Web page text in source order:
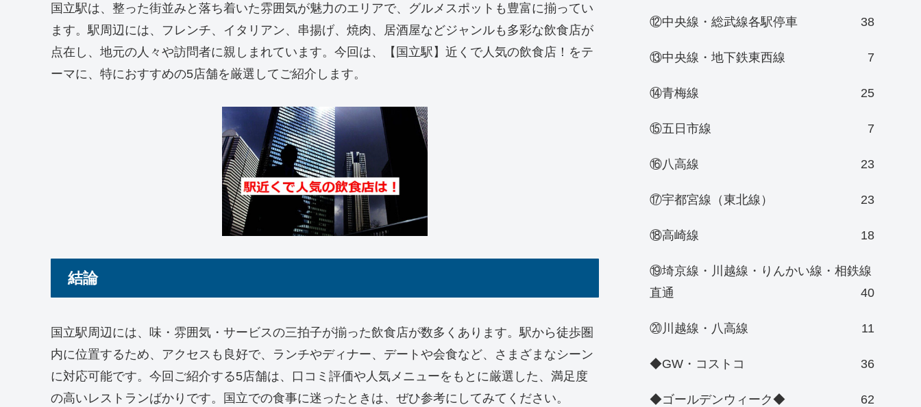
国立駅は、整った街並みと落ち着いた雰囲気が魅力のエリアで、グルメスポットも豊富に揃ってい
ます。駅周辺には、フレンチ、イタリアン、串揚げ、焼肉、居酒屋などジャンルも多彩な飲食店が
点在し、地元の人々や訪問者に親しまれています。今回は、【国立駅】近くで人気の飲食店！をテ
ーマに、特におすすめの5店舗を厳選してご紹介します。
結論
国立駅周辺には、味・雰囲気・サービスの三拍子が揃った飲食店が数多くあります。駅から徒歩圏
内に位置するため、アクセスも良好で、ランチやディナー、デートや会食など、さまざまなシーン
に対応可能です。今回ご紹介する5店舗は、口コミ評価や人気メニューをもとに厳選した、満足度
の高いレストランばかりです。国立での食事に迷ったときは、ぜひ参考にしてみてください。
⑫中央線・総武線各駅停車 38
⑬中央線・地下鉄東西線 7
⑭青梅線 25
⑮五日市線 7
⑯八高線 23
⑰宇都宮線（東北線） 23
⑱高崎線 18
⑲埼京線・川越線・りんかい線・相鉄線
直通
40
⑳川越線・八高線 11
◆GW・コストコ 36
◆ゴールデンウィーク◆ 62